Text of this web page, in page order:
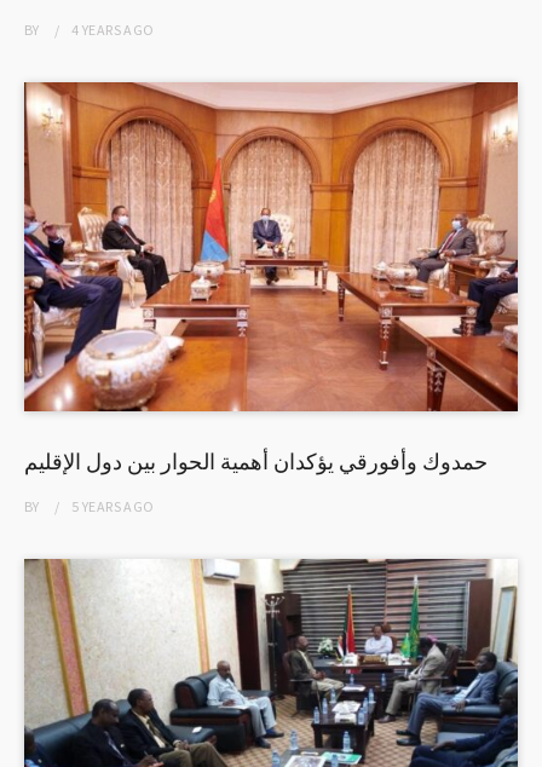
BY 4 YEARSAGO
حمدوك وأفورقي يؤكدان أهمية الحوار بين دول الإقليم
BY 5 YEARSAGO